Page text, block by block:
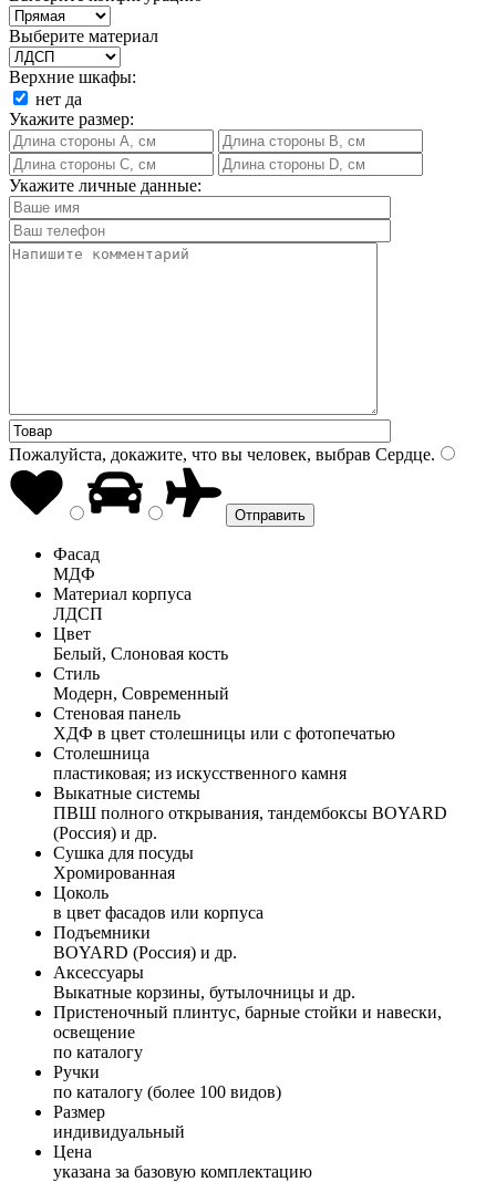
Выберите материал
Верхние шкафы:
нет да
Укажите размер:
Укажите личные данные:
Пожалуйста, докажите, что вы человек, выбрав Сердце.
Фасад
МДФ
Материал корпуса
ЛДСП
Цвет
Белый, Слоновая кость
Стиль
Модерн, Современный
Стеновая панель
ХДФ в цвет столешницы или с фотопечатью
Столешница
пластиковая; из искусственного камня
Выкатные системы
ПВШ полного открывания, тандембоксы BOYARD
(Россия) и др.
Сушка для посуды
Хромированная
Цоколь
в цвет фасадов или корпуса
Подъемники
BOYARD (Россия) и др.
Аксессуары
Выкатные корзины, бутылочницы и др.
Пристеночный плинтус, барные стойки и навески,
освещение
по каталогу
Ручки
по каталогу (более 100 видов)
Размер
индивидуальный
Цена
указана за базовую комплектацию